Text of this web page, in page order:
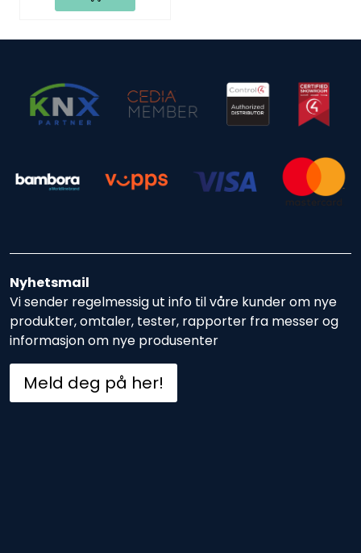
Nyhetsmail
Vi sender regelmessig ut info til våre kunder om nye
produkter, omtaler, tester, rapporter fra messer og
informasjon om nye produsenter
Meld deg på her!